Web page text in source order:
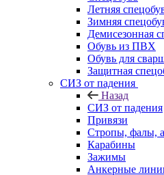
Летняя
Зимняя
Демисезонная
Обувь из ПВХ
Обувь для
Защитная
СИЗ от падения
Назад
СИЗ от падения
Привязи
Стропы, фалы,
Карабины
Зажимы
Анкерные